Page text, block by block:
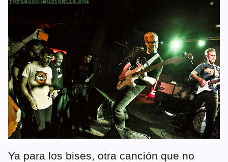
Ya para los bises, otra canción que no